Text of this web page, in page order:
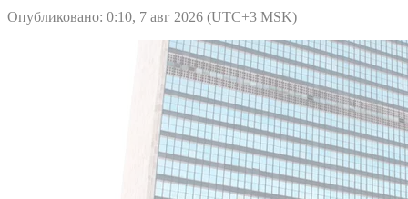
Опубликовано: 0:10, 7 авг 2026 (UTC+3 MSK)